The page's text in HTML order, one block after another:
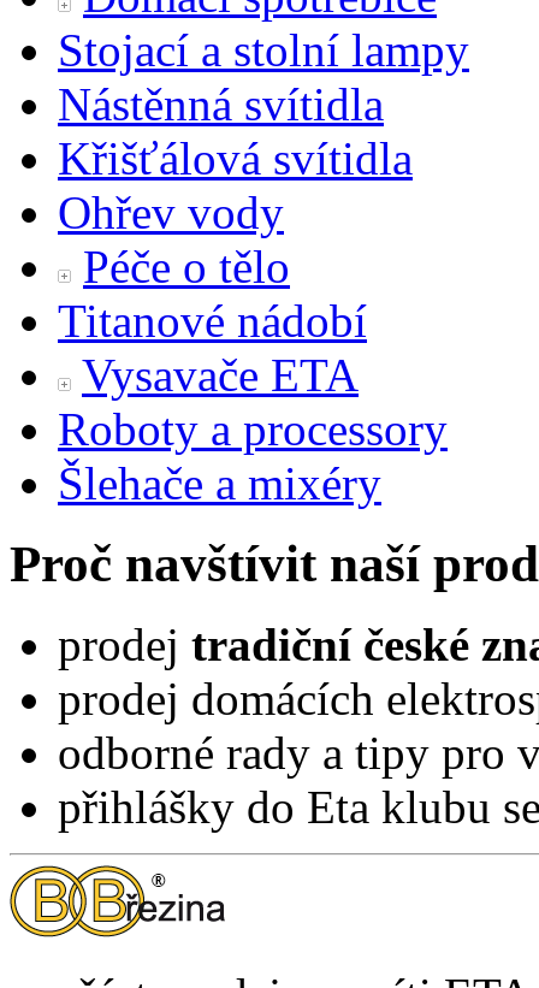
Stojací a stolní lampy
Nástěnná svítidla
Křišťálová svítidla
Ohřev vody
Péče o tělo
Titanové nádobí
Vysavače ETA
Roboty a processory
Šlehače a mixéry
Proč navštívit naší
prodej tradiční české
prodej domácích
odborné rady a tipy pro
přihlášky do Eta klubu